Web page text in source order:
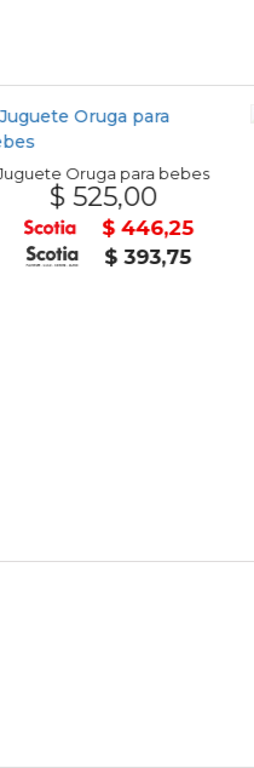
Oruga para bebes
$ 525,00
$ 446,25
$ 393,75